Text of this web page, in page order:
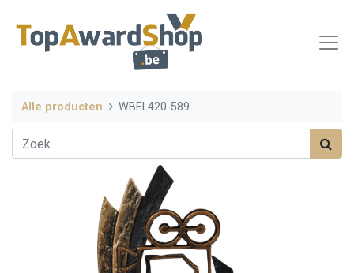
Alle producten WBEL420-589